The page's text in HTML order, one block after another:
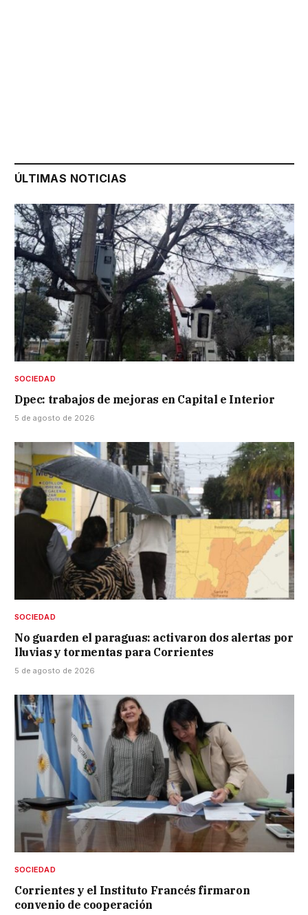
ÚLTIMAS NOTICIAS
SOCIEDAD
Dpec: trabajos de mejoras en Capital e Interior
5 de agosto de 2026
SOCIEDAD
No guarden el paraguas: activaron dos alertas por
lluvias y tormentas para Corrientes
5 de agosto de 2026
SOCIEDAD
Corrientes y el Instituto Francés firmaron
convenio de cooperación